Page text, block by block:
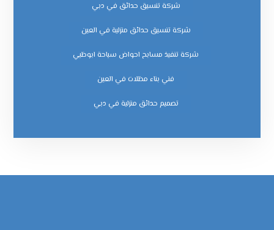
شركة تنسيق حدائق في دبي
شركة تنسيق حدائق منزلية في العين
شركة تنفيذ مسابح احواض سباحة ابوظبي
فني بناء مظلات في العين
‏تصميم حدائق منزلية في دبي